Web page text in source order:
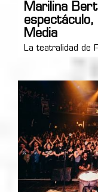
Marilina
Media
La teatralidad de